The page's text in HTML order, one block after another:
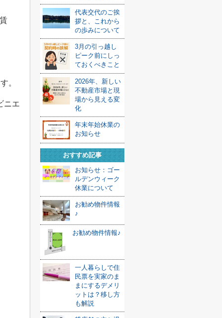
。
ニエ
代表交代のご挨
拶と、これから
の歩みについて
3月の引っ越し
ピーク前にしっ
ておくべきこと
2026年、新しい
不動産市場と現
場から見える変
化
年末年始休業の
お知らせ
おすすめ記事
お知らせ：ゴー
ルデンウィーク
休業について
お勧め物件情報
♪
お勧め物件情報♪
一人暮らしで住
民票を実家のま
まにするデメリ
ットは？移し方
も解説